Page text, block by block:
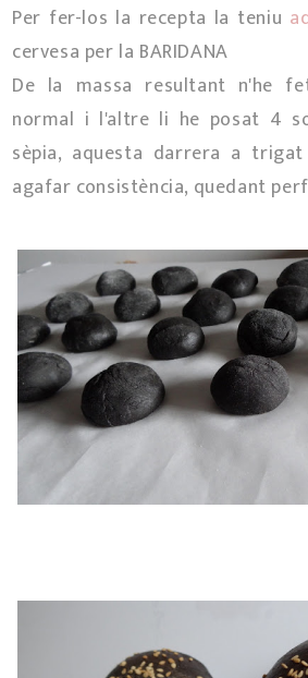
Per fer-los la recepta la teniu
cervesa per la BARIDANA
De la massa resultant n'he
normal i l'altre li he posat 4
sèpia, aquesta darrera a
agafar consistència, quedant